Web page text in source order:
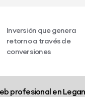
Inversión que genera
retorno a través de
conversiones
profesional en